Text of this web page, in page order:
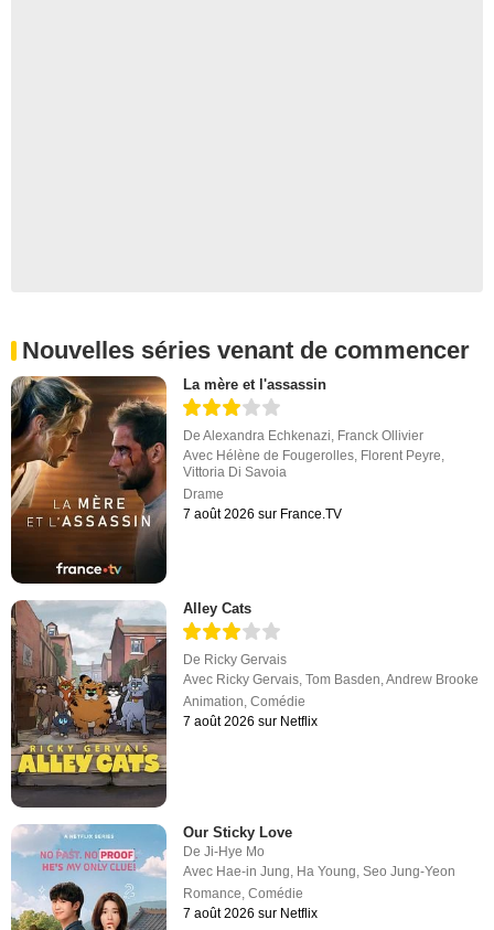
Nouvelles séries venant de commencer
La mère et l'assassin
DeAlexandra Echkenazi Franck Ollivier
Avec Hélène de Fougerolles Florent Peyre
Vittoria Di Savoia
Drame
7 août 2026 sur France.TV
Alley Cats
De Ricky Gervais
Avec Ricky Gervais,Tom Basden,Andrew Brooke
Animation,Comédie
7 août 2026 sur Netflix
Our Sticky Love
DeJi-Hye Mo
Avec Hae-in Jung, Ha Young,Seo Jung-Yeon
Romance,Comédie
7 août 2026 sur Netflix